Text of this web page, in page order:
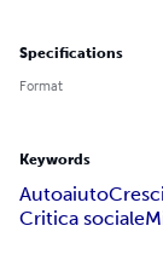
Specifications
Format
Keywords
Autoaiuto
Critica sociale